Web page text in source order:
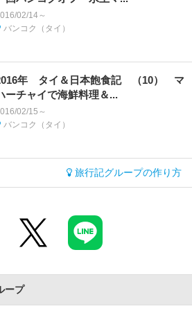
02/14～
バンコク（タイ）
年 タイ＆日本飽食記 （10） マ
ーチャイで海鮮料理＆...
02/15～
バンコク（タイ）
旅行記グループの作り方
ープ